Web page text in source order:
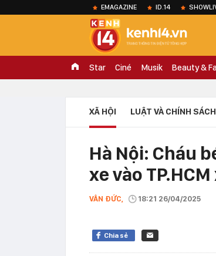
EMAGAZINE ID.14
Star Ciné Musik Beauty &
XÃ HỘI LUẬT VÀ CHÍNH SÁCH
Hà Nội: Cháu
xe vào
VÂN ĐỨC, 18:21 26/04/2025
Chia sẻ